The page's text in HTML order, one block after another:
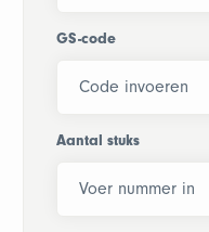
GS-code
Aantal stuks